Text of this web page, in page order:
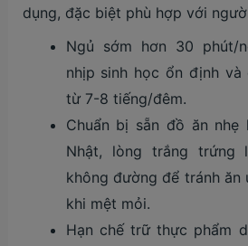
dụng, đặc biệt phù hợp với
Ngủ sớm hơn 30 phút/
nhịp sinh học ổn định
từ 7-8 tiếng/đêm.
Chuẩn bị sẵn đồ ăn nhẹ
Nhật, lòng trắng trứng
không đường để tránh ăn
khi mệt mỏi.
Hạn chế trữ thực phẩm